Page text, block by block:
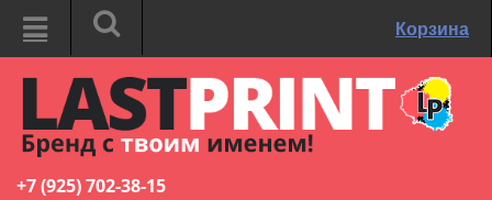
Корзина
+7 (925) 702-38-15